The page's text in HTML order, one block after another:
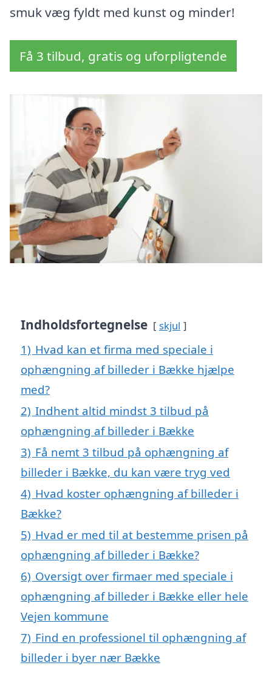
smuk væg fyldt med kunst og minder!
Få 3 tilbud, gratis og uforpligtende
Indholdsfortegnelse skjul
1) Hvad kan et firma med speciale i
ophængning af billeder i Bække hjælpe
med?
2) Indhent altid mindst 3 tilbud på
ophængning af billeder i Bække
3) Få nemt 3 tilbud på ophængning af
billeder i Bække, du kan være tryg ved
4) Hvad koster ophængning af billeder i
Bække?
5) Hvad er med til at bestemme prisen på
ophængning af billeder i Bække?
6) Oversigt over firmaer med speciale i
ophængning af billeder i Bække eller hele
Vejen kommune
7) Find en professionel til ophængning af
billeder i byer nær Bække